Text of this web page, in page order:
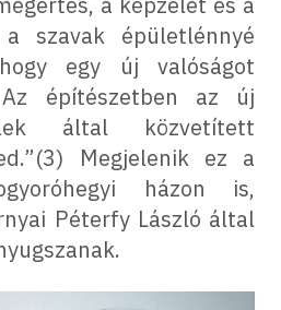
szavak épületlénnyé
egy új valóságot
építészetben az új
által közvetített
Megjelenik ez a
házon is,
Péterfy László által